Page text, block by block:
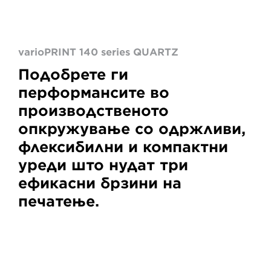
varioPRINT 140 series QUARTZ
Подобрете ги
перформансите во
производственото
опкружување со одржливи,
флексибилни и компактни
уреди што нудат три
ефикасни брзини на
печатење.